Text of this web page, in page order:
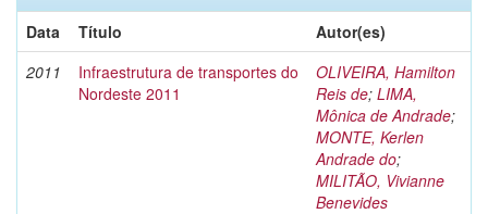
Data
Título
Autor(es)
2011
Infraestrutura de transportes do
Nordeste 2011
OLIVEIRA, Hamilton
Reis de; LIMA,
Mônica de Andrade;
MONTE, Kerlen
Andrade do;
MILITÃO, Vivianne
Benevides